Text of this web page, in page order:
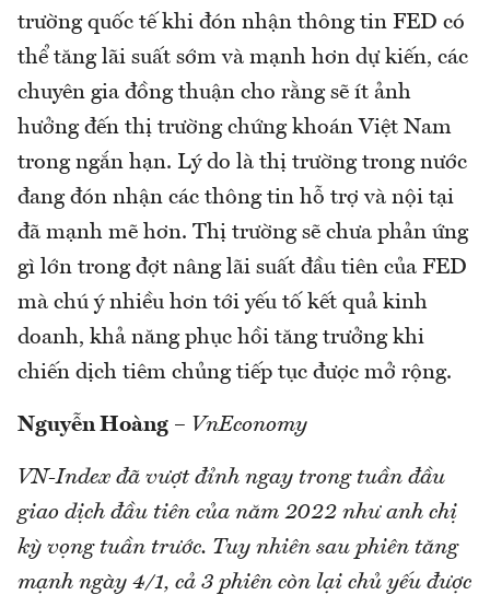
trường quốc tế khi đón nhận thông tin FED có
thể tăng lãi suất sớm và mạnh hơn dự kiến, các
chuyên gia đồng thuận cho rằng sẽ ít ảnh
hưởng đến thị trường chứng khoán Việt Nam
trong ngắn hạn. Lý do là thị trường trong nước
đang đón nhận các thông tin hỗ trợ và nội tại
đã mạnh mẽ hơn. Thị trường sẽ chưa phản ứng
gì lớn trong đợt nâng lãi suất đầu tiên của FED
mà chú ý nhiều hơn tới yếu tố kết quả kinh
doanh, khả năng phục hồi tăng trưởng khi
chiến dịch tiêm chủng tiếp tục được mở rộng.
Nguyễn Hoàng – VnEconomy
VN-Index đã vượt đỉnh ngay trong tuần đầu
giao dịch đầu tiên của năm 2022 như anh chị
kỳ vọng tuần trước. Tuy nhiên sau phiên tăng
mạnh ngày 4/1, cả 3 phiên còn lại chủ yếu được